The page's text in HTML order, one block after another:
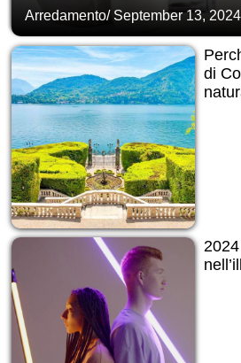
Arredamento/ September 13, 2024
di